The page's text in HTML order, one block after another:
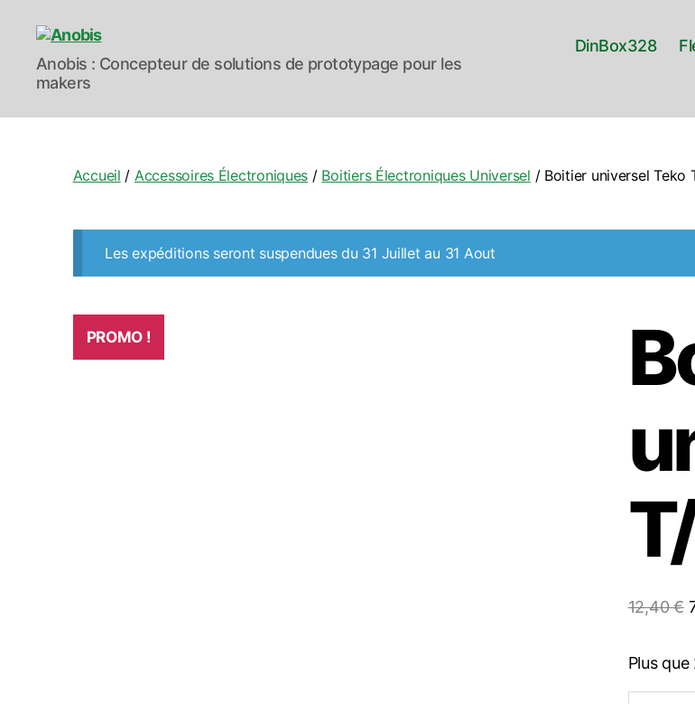
Anobis
Anobis : Concepteur de solutions de prototypage pour les
makers
DinBox328
Accueil / Accessoires Électroniques / Boitiers Électroniques Universel / Boitier universel Teko
Les expéditions seront suspendues du 31 Juillet au 31 Aout
PROMO !
12,40€
Plus